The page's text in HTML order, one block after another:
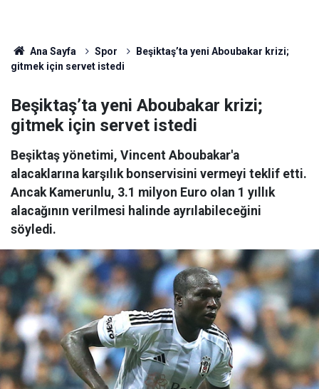
Ana Sayfa Spor
Beşiktaş’ta yeni Aboubakar krizi;
gitmek için servet istedi
Beşiktaş’ta yeni Aboubakar krizi;
gitmek için servet istedi
Beşiktaş yönetimi, Vincent Aboubakar'a
alacaklarına karşılık bonservisini vermeyi teklif etti.
Ancak Kamerunlu, 3.1 milyon Euro olan 1 yıllık
alacağının verilmesi halinde ayrılabileceğini
söyledi.